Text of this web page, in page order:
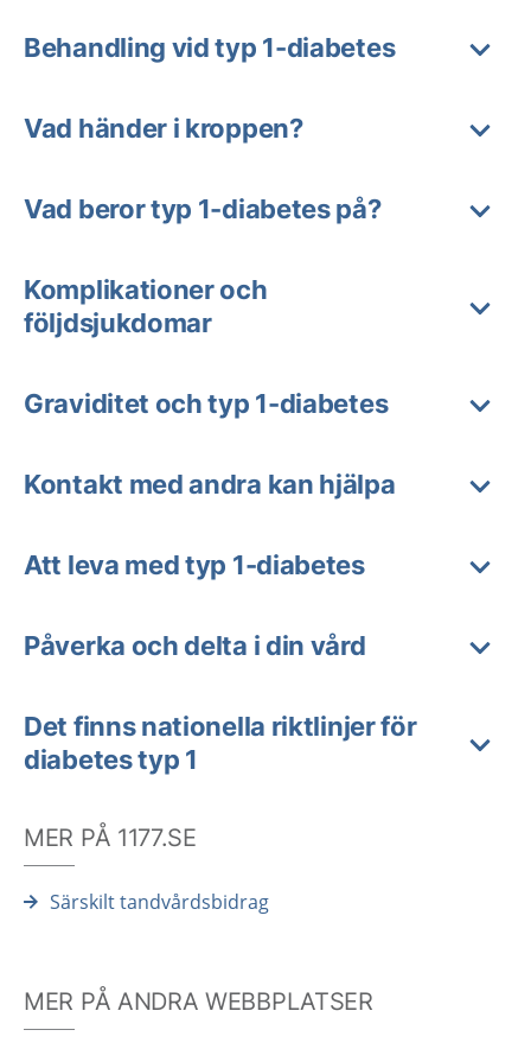
Behandling vid typ 1-diabetes
Vad händer i kroppen?
Vad beror typ 1-diabetes på?
Komplikationer och
följdsjukdomar
Graviditet och typ 1-diabetes
Kontakt med andra kan hjälpa
Att leva med typ 1-diabetes
Påverka och delta i din vård
Det finns nationella riktlinjer för
diabetes typ 1
MER PÅ 1177.SE
Särskilt tandvårdsbidrag
MER PÅ ANDRA WEBBPLATSER